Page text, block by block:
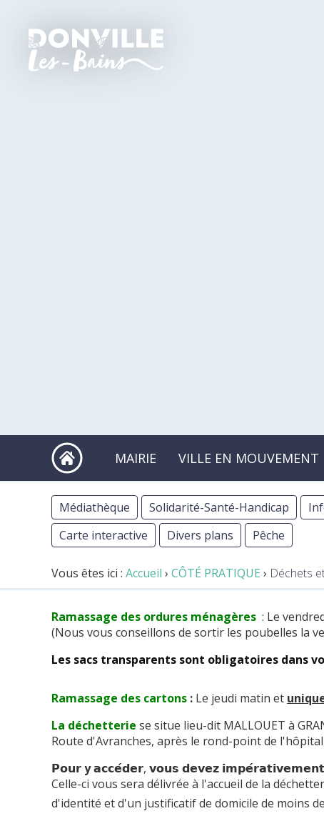
MAIRIE VILLE EN MOUVEMENT
Médiathèque Solidarité-Santé-Handicap
Carte interactive
Divers plans Pêche
Vous êtes ici : Accueil › CÔTÉ PRATIQUE › Déchets
Ramassage des ordures ménagères : Le
(Nous vous conseillons de sortir les poubelles la
Les sacs transparents sont obligatoires dans
Ramassage des cartons : Le jeudi matin et
La déchetterie se situe lieu-dit MALLOUET à
Route d'Avranches, après le rond-point de
𝗣𝗼𝘂𝗿 y 𝗮𝗰𝗰𝗲́𝗱𝗲𝗿, 𝘃𝗼𝘂𝘀 𝗱𝗲𝘃𝗲𝘇
Celle-ci vous sera délivrée à l'accueil de la
d'identité et d'un justificatif de domicile de moins